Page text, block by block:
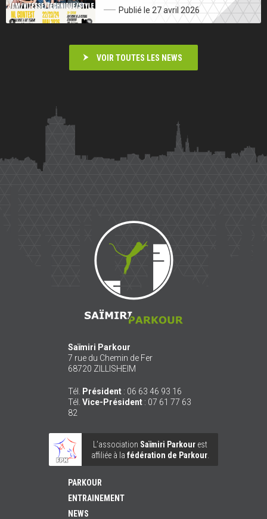
Publié le 27 avril 2026
VOIR TOUTES LES NEWS
Saïmiri
Parkour
Saïmiri Parkour
7 rue du Chemin de Fer
68720 ZILLISHEIM
Tél. Président : 06 63 46 93 16
Tél. Vice-Président : 07 61 77 63
82
L’association Saïmiri Parkourest
affiliée à la fédération de Parkour.
PARKOUR
ENTRAINEMENT
NEWS